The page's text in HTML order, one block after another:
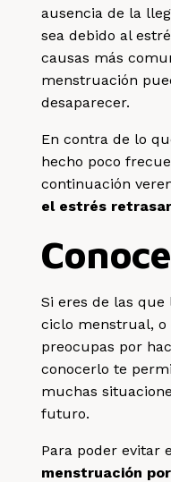
ausencia de la
sea debido al
causas más
menstruación
desaparecer.
En contra de lo
hecho poco
continuación
el estrés
Si eres de las
ciclo menstrual,
preocupas por
conocerlo te
muchas
futuro.
Para poder evitar
menstruación